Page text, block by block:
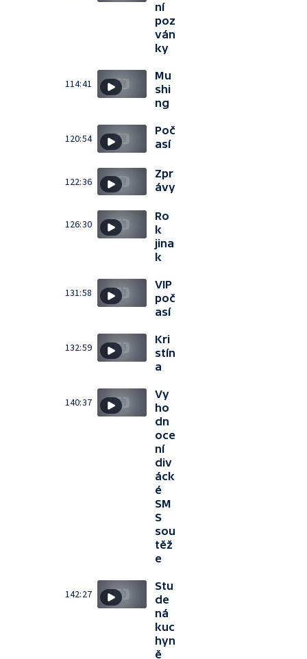
ní
poz
ván
ky
114:41
Mu
shi
ng
120:54
Poč
así
122:36
Zpr
ávy
126:30
Ro
k
jina
k
131:58
VIP
poč
así
132:59
Kri
stín
a
140:37
Vy
ho
dn
oce
ní
div
áck
é
SM
S
sou
těž
e
142:27
Stu
de
ná
kuc
hyn
ě